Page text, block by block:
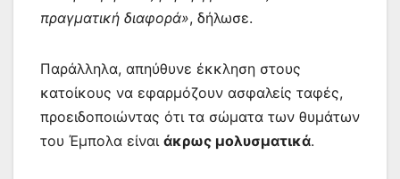
πραγματική διαφορά», δήλωσε.
Παράλληλα, απηύθυνε έκκληση στους
κατοίκους να εφαρμόζουν ασφαλείς ταφές,
προειδοποιώντας ότι τα σώματα των θυμάτων
του Έμπολα είναι άκρως μολυσματικά.